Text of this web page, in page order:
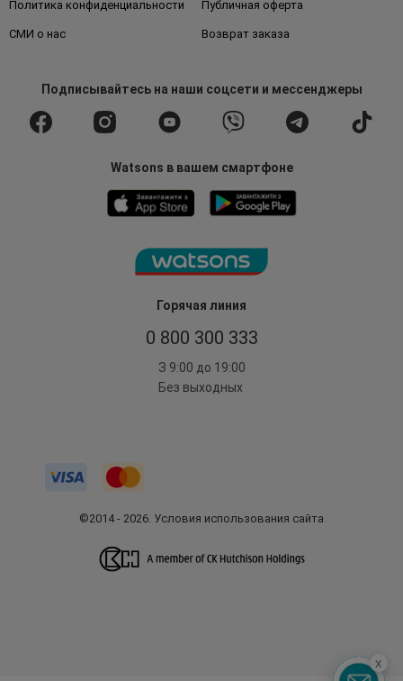
Горячая линия
0 800 300 333
З 9:00 до 19:00
Без выходных
Политика конфиденциальности Публичная оферта
СМИ о нас Возврат заказа
Подписывайтесьна наши соцсети и мессенджеры
Watsons в вашем смартфоне
©2014 - 2026. Условия использования сайта
x